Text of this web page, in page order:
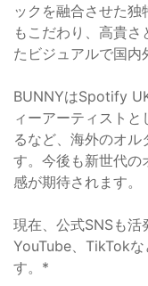
ックを融合させた
もこだわり、高貴
たビジュアルで国内
BUNNYはSpotify
ィーアーティスト
るなど、海外のオル
す。今後も新世代の
感が期待されます。
現在、公式SNSも活
YouTube、TikTokな
す。*